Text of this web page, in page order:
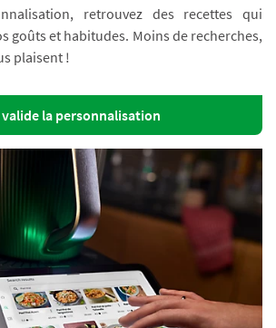
retrouvez des recettes qui
goûts et habitudes. Moins de recherches,
plaisent !
la personnalisation